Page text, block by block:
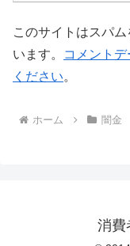
このサイトはスパ
います。
コメント
ください。
ホーム 闇金
消費